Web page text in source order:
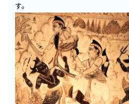
す。